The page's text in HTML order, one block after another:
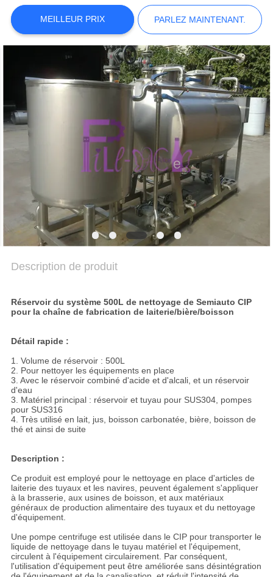
PLAN
DU
POLITIQUE
DE
CONFIDENTIALITÉ
MEILLEUR PRIX PARLEZ MAINTENANT.
Description de produit
Réservoir du système 500L de nettoyage de Semiauto CIP
pour la chaîne de fabrication de laiterie/bière/boisson
Détail rapide :
1. Volume de réservoir : 500L
2. Pour nettoyer les équipements en place
3. Avec le réservoir combiné d'acide et d'alcali, et un réservoir
d'eau
3. Matériel principal : réservoir et tuyau pour SUS304, pompes
pour SUS316
4. Très utilisé en lait, jus, boisson carbonatée, bière, boisson de
thé et ainsi de suite
Description :
Ce produit est employé pour le nettoyage en place d'articles de
laiterie des tuyaux et les navires, peuvent également s'appliquer
à la brasserie, aux usines de boisson, et aux matériaux
généraux de production alimentaire des tuyaux et du nettoyage
d'équipement.
Une pompe centrifuge est utilisée dans le CIP pour transporter le
liquide de nettoyage dans le tuyau matériel et l'équipement,
circulent à l'équipement circulairement. Par conséquent,
l'utilisation d'équipement peut être améliorée sans désintégration